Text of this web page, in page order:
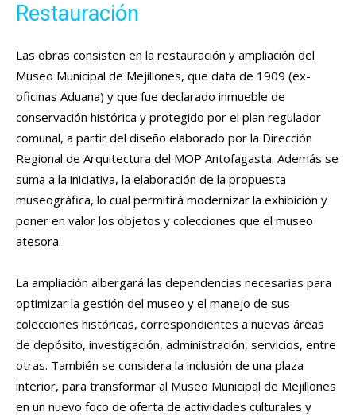
Restauración
Las obras consisten en la restauración y ampliación del
Museo Municipal de Mejillones, que data de 1909 (ex-
oficinas Aduana) y que fue declarado inmueble de
conservación histórica y protegido por el plan regulador
comunal, a partir del diseño elaborado por la Dirección
Regional de Arquitectura del MOP Antofagasta. Además se
suma a la iniciativa, la elaboración de la propuesta
museográfica, lo cual permitirá modernizar la exhibición y
poner en valor los objetos y colecciones que el museo
atesora.
La ampliación albergará las dependencias necesarias para
optimizar la gestión del museo y el manejo de sus
colecciones históricas, correspondientes a nuevas áreas
de depósito, investigación, administración, servicios, entre
otras. También se considera la inclusión de una plaza
interior, para transformar al Museo Municipal de Mejillones
en un nuevo foco de oferta de actividades culturales y